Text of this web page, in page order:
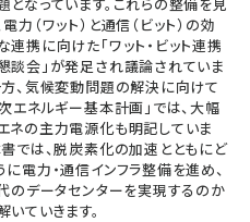
力（ワット）と通信（ビット）の効
連携に向けた「ワット・ビット連携
談会」が発足され議論されていま
方、気候変動問題の解決に向けて
エネルギー基本計画」では、大幅
ネの主力電源化も明記していま
書では、脱炭素化の加速とともにど
に電力・通信インフラ整備を進め、
のデータセンターを実現するのか
いていきます。